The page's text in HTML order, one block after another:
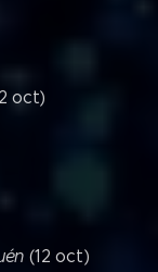
oct)
(12 oct)